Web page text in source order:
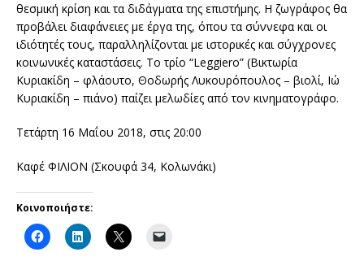
θεσμική κρίση και τα διδάγματα της επιστήμης. Η ζωγράφος θα
προβάλει διαφάνειες με έργα της, όπου τα σύννεφα και οι
ιδιότητές τους, παραλληλίζονται με ιστορικές και σύγχρονες
κοινωνικές καταστάσεις. Το τρίο “Leggiero” (Βικτωρία
Κυριακίδη – φλάουτο, Θοδωρής Λυκουρόπουλος – βιολί, Ιώ
Κυριακίδη – πιάνο) παίζει μελωδίες από τον κινηματογράφο.
Τετάρτη 16 Μαΐου 2018, στις 20:00
Καφέ ΦΙΛΙΟΝ (Σκουφά 34, Κολωνάκι)
Κοινοποιήστε: